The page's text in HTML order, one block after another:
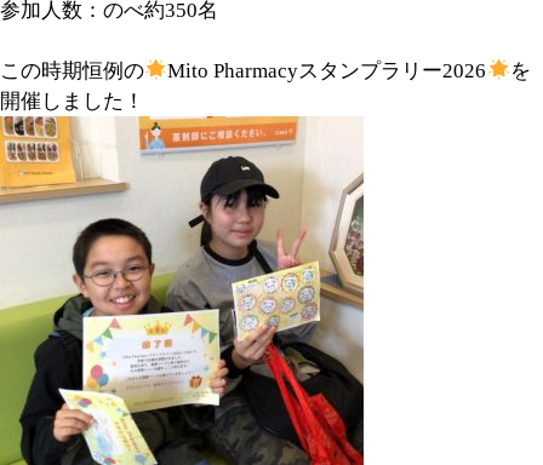
参加人数：のべ約350名
この時期恒例の Mito Pharmacyスタンプラリー2026
を
開催しました！